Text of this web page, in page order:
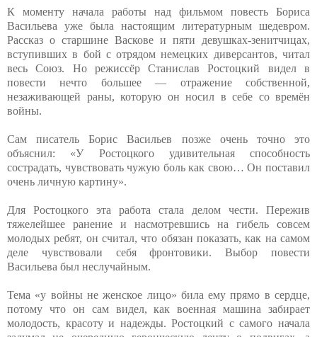
К моменту начала работы над фильмом повесть Бориса
Васильева уже была настоящим литературным шедевром.
Рассказ о старшине Васкове и пяти девушках-зенитчицах,
вступивших в бой с отрядом немецких диверсантов, читал
весь Союз. Но режиссёр Станислав Ростоцкий видел в
повести нечто большее — отражение собственной,
незаживающей раны, которую он носил в себе со времён
войны.
Сам писатель Борис Васильев позже очень точно это
объяснил: «У Ростоцкого удивительная способность
сострадать, чувствовать чужую боль как свою… Он поставил
очень личную картину».
Для Ростоцкого эта работа стала делом чести. Пережив
тяжелейшее ранение и насмотревшись на гибель совсем
молодых ребят, он считал, что обязан показать, как на самом
деле чувствовали себя фронтовики. Выбор повести
Васильева был неслучайным.
Тема «у войны не женское лицо» била ему прямо в сердце,
потому что он сам видел, как военная машина забирает
молодость, красоту и надежды. Ростоцкий с самого начала